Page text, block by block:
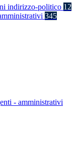
indirizzo-politico 12
345
- amministrativi